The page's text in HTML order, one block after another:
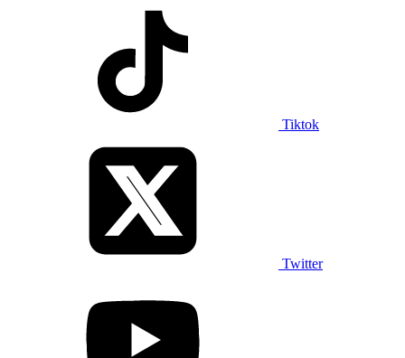
Tiktok
Twitter